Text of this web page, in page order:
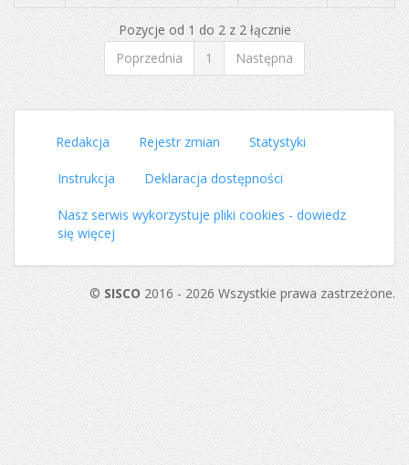
Pozycje od 1 do 2 z 2 łącznie
Poprzednia
1 Następna
Redakcja Rejestr zmian Statystyki
Instrukcja Deklaracja dostępności
Nasz serwis wykorzystuje pliki cookies - dowiedz
się więcej
© SISCO 2016 - 2026 Wszystkie prawa zastrzeżone.